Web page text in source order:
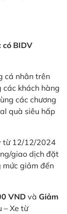
có BIDV
cá nhân trên
các khách hàng
các chương
quà siêu hấp
từ 12/12/2024
giao dịch đặt
giảm đến
VND và Giảm
– Xe từ